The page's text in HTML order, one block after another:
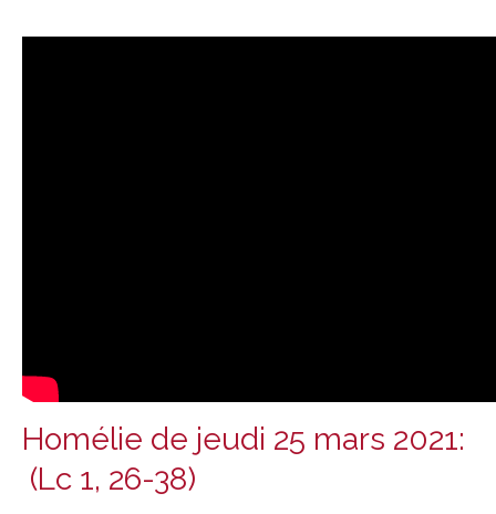
Homélie de jeudi 25 mars 2021:
(Lc 1, 26-38)